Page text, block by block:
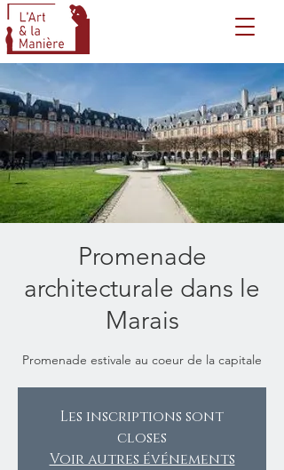
Promenade
architecturale dans le
Marais
Promenade estivale au coeur de la capitale
Les inscriptions sont
closes
Voir autres événements